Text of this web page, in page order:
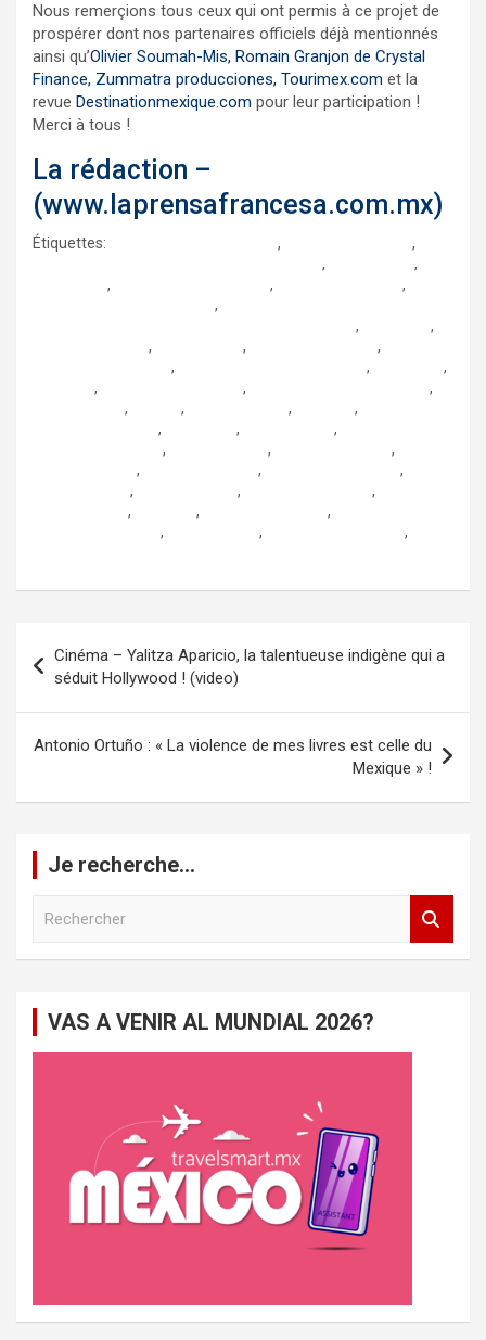
Nous remerçions tous ceux qui ont permis à ce projet de
prospérer dont nos partenaires officiels déjà mentionnés
ainsi qu’Olivier Soumah-Mis, Romain Granjon de Crystal
Finance, Zummatra producciones, Tourimex.com et la
revue Destinationmexique.com pour leur participation !
Merci à tous !
La rédaction –
(www.laprensafrancesa.com.mx)
Étiquettes: ,
,
,
,
, ,
,
,
,
,
, ,
,
, ,
,
, ,
,
, , ,
,
, ,
,
, ,
,
, ,
,
, ,
,
, ,
,
, ,
,
de
l’article
Cinéma – Yalitza Aparicio, la talentueuse indigène qui a
séduit Hollywood ! (video)
Antonio Ortuño : « La violence de mes livres est celle du
Mexique » !
Je recherche…
c
VAS A VENIR AL MUNDIAL 2026?